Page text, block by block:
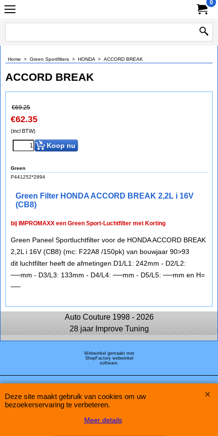
0
Home > Green Sportfilters > HONDA > ACCORD BREAK
ACCORD BREAK
€69.25
€62.35
(incl BTW)
Koop nu
Green
P441252*2894
Green Filter HONDA ACCORD BREAK 2,2L i 16V
(CB8)
bij IMPROMAXX een Green Sport-Luchtfilter met Korting
Green Paneel Sportluchtfilter voor de HONDA ACCORD BREAK
2,2L i 16V (CB8) (mc: F22A8 /150pk) van bouwjaar 90>93
dit luchtfilter heeft de afmetingen D1/L1: 242mm - D2/L2:
──mm - D3/L3: 133mm - D4/L4: ──mm - D5/L5: ──mm en H=
──
Auto Couture 1998 - 2026
28 jaar Improve Tuning
Webwinkel gemaakt met
ShopFactory webwinkel
software.
Deze site maakt gebruik van cookies om uw
bezoekerservaring te verbeteren.
Meer details